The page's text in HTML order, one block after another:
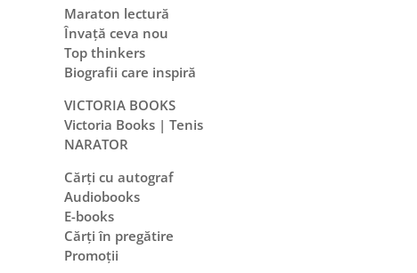
Maraton lectură
Învață ceva nou
Top thinkers
Biografii care inspiră
VICTORIA BOOKS
Victoria Books | Tenis
NARATOR
Cărți cu autograf
Audiobooks
E-books
Cărți în pregătire
Promoții